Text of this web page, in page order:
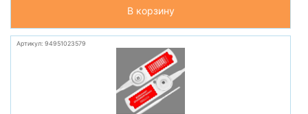
В корзину
Артикул: 94951023579